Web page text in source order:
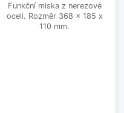
Funkční miska z nerezové
oceli. Rozměr 368 x 185 x
110 mm.